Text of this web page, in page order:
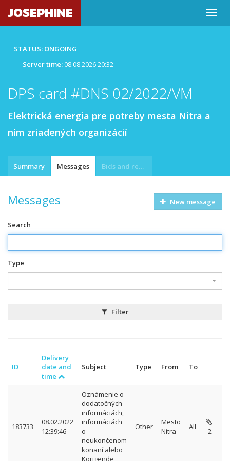
JOSEPHINE
STATUS: ONGOING
Server time:08.08.2026 20:32
DPS card #DNS 02/2022/VM
Elektrická energia pre potreby mesta Nitra a
ním zriadených organizácií
Summary Messages Bids and requests
Messages New message
Search
Type
Filter
ID
Delivery
date and
time
Subject Type From To
183733
08.02.2022
12:39:46
Oznámenie o
dodatočných
informáciách,
informáciách
o
neukončenom
konaní alebo
Korigende
Other
Mesto
Nitra
All 2